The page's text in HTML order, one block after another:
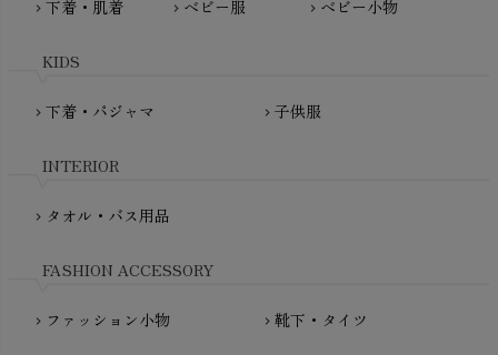
PeopleTree（ピープルツリー）
PRISTINE（プリスティン）
fromF（フロムエフ）
mini rodini（ミニロディーニ）
My Little Cozmo（マイリトルコズモ）
NewNative（ニューネイティブ）
chevron_right 下着・肌着 chevron_right ベビー服 chevron_right ベビー小物
KIDS
chevron_right 下着・パジャマ chevron_right 子供服
INTERIOR
chevron_right タオル・バス用品
FASHION ACCESSORY
chevron_right ファッション小物 chevron_right 靴下・タイツ